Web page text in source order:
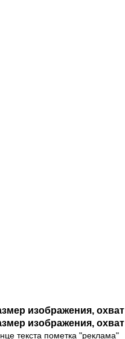
изображения, охват
изображения, охват
текста пометка "реклама"